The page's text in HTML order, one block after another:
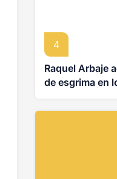
4
Raquel Arbaje
de esgrima en